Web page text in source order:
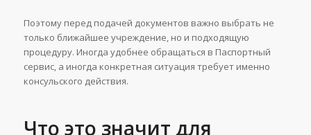
Поэтому перед подачей документов важно выбрать не
только ближайшее учреждение, но и подходящую
процедуру. Иногда удобнее обращаться в Паспортный
сервис, а иногда конкретная ситуация требует именно
консульского действия.
Что это значит для